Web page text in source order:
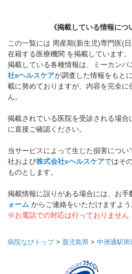
《掲載している情報につ
この一覧には 周産期(新生児)専門医(
在籍する医療機関 を掲載しています。
掲載している各種情報は、ミーカンパ
社eヘルスケアが調査した情報をもと
載に努めておりますが、内容を完全
ん。
掲載されている医院を受診される場合
に直接ご確認ください。
当サービスによって生じた損害につ
社および株式会社eヘルスケアではそ
ものとします。
掲載情報に誤りがある場合には、お手
ォーム からご連絡をいただけますよう
※お電話での対応は行っておりません
病院なびトップ> 鹿児島県 > 中洲通駅周